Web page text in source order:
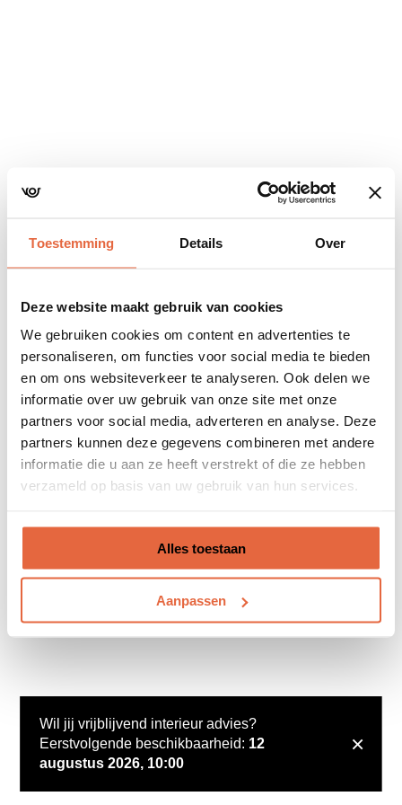
Toestemming Details Over
Deze website maakt gebruik van cookies
We gebruiken cookies om content en advertenties te
personaliseren, om functies voor social media te bieden
en om ons websiteverkeer te analyseren. Ook delen we
informatie over uw gebruik van onze site met onze
partners voor social media, adverteren en analyse. Deze
partners kunnen deze gegevens combineren met andere
informatie die u aan ze heeft verstrekt of die ze hebben
verzameld op basis van uw gebruik van hun services.
Alles toestaan
Aanpassen
Wil jij vrijblijvend interieur advies?
Eerstvolgende beschikbaarheid: 12
augustus 2026, 10:00
×